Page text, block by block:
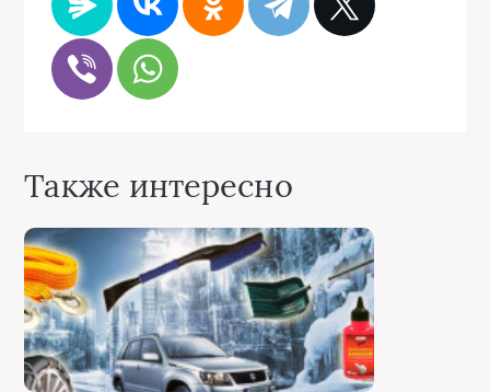
Также интересно